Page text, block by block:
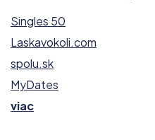
Singles 50
Laskavokoli.com
spolu.sk
MyDates
viac